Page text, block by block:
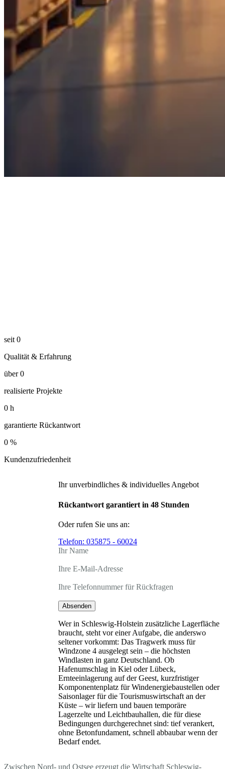
seit 0
Qualität & Erfahrung
über 0
realisierte Projekte
0 h
garantierte Rückantwort
0 %
Kundenzufriedenheit
Ihr unverbindliches & individuelles Angebot
Rückantwort garantiert in 48 Stunden
Oder rufen Sie uns an:
Telefon: 035875 - 60024
Ihr Name
Ihre E-Mail-Adresse
Ihre Telefonnummer für Rückfragen
Absenden
Wer in Schleswig-Holstein zusätzliche Lagerfläche
braucht, steht vor einer Aufgabe, die anderswo
seltener vorkommt: Das Tragwerk muss für
Windzone 4 ausgelegt sein – die höchsten
Windlasten in ganz Deutschland. Ob
Hafenumschlag in Kiel oder Lübeck,
Ernteeinlagerung auf der Geest, kurzfristiger
Komponentenplatz für Windenergiebaustellen oder
Saisonlager für die Tourismuswirtschaft an der
Küste – wir liefern und bauen temporäre
Lagerzelte und Leichtbauhallen, die für diese
Bedingungen durchgerechnet sind: tief verankert,
ohne Betonfundament, schnell abbaubar wenn der
Bedarf endet.
Zwischen Nord- und Ostsee erzeugt die Wirtschaft Schleswig-